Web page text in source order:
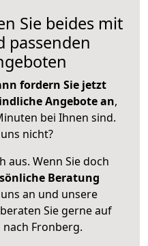
Sie beides mit
passenden
fordern Sie jetzt
Angebote an,
bei Ihnen sind.
nicht?
aus. Wenn Sie doch
Beratung
an und unsere
Sie gerne auf
Fronberg.